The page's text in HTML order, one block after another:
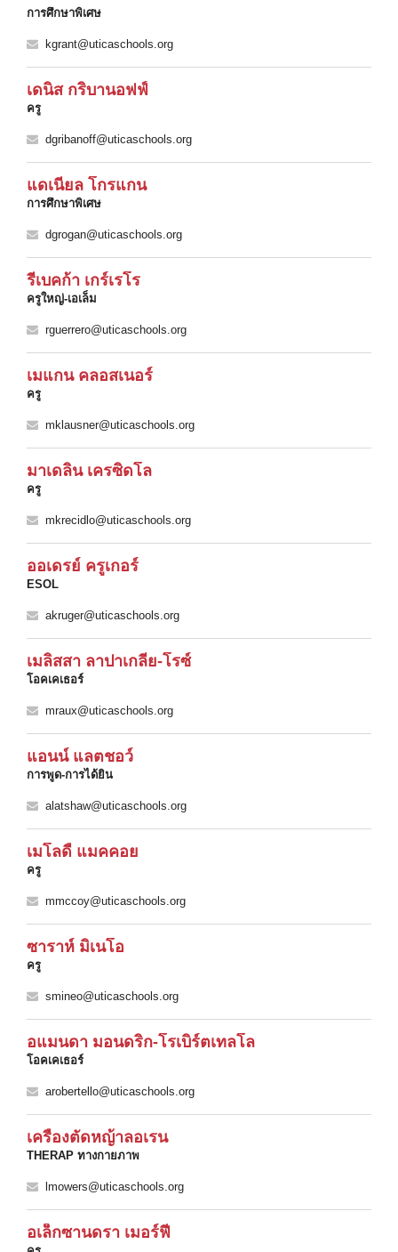
การศึกษาพิเศษ
kgrant@uticaschools.org
เดนิส กริบานอฟฟ์
ครู
dgribanoff@uticaschools.org
แดเนียล โกรแกน
การศึกษาพิเศษ
dgrogan@uticaschools.org
รีเบคก้า เกร์เรโร
ครูใหญ่-เอเล็ม
rguerrero@uticaschools.org
เมแกน คลอสเนอร์
ครู
mklausner@uticaschools.org
มาเดลิน เครซิดโล
ครู
mkrecidlo@uticaschools.org
ออเดรย์ ครูเกอร์
ESOL
akruger@uticaschools.org
เมลิสสา ลาปาเกลีย-โรซ์
โอคเคเธอร์
mraux@uticaschools.org
แอนน์ แลตชอว์
การพูด-การได้ยิน
alatshaw@uticaschools.org
เมโลดี้ แมคคอย
ครู
mmccoy@uticaschools.org
ซาราห์ มิเนโอ
ครู
smineo@uticaschools.org
อแมนดา มอนดริก-โรเบิร์ตเทลโล
โอคเคเธอร์
arobertello@uticaschools.org
เครื่องตัดหญ้าลอเรน
THERAP ทางกายภาพ
lmowers@uticaschools.org
อเล็กซานดรา เมอร์ฟี